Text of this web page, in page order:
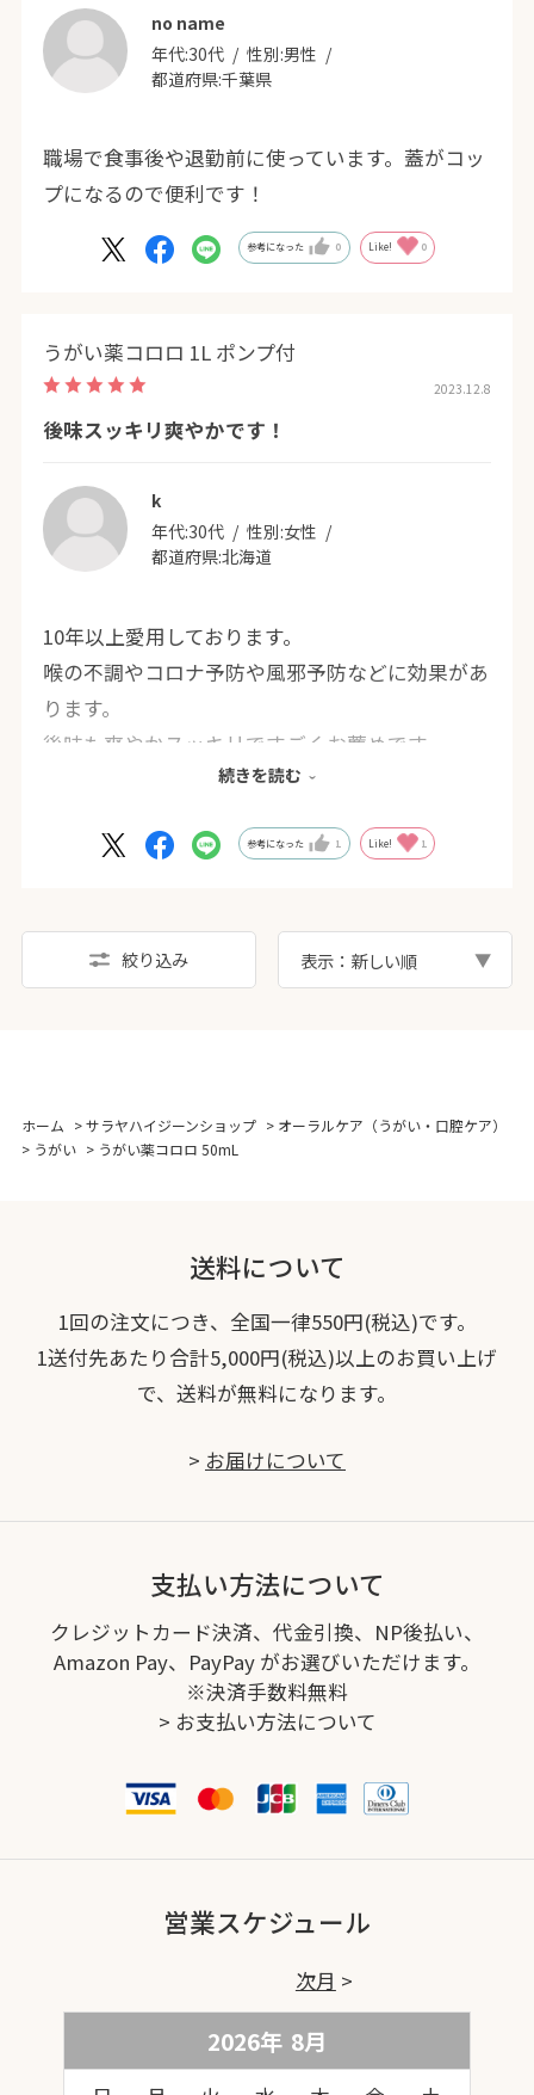
できます。
毎日つづけられる健康習慣で重宝しています。
no name
年代:30代 性別:男性
都道府県:千葉県
職場で食事後や退勤前に使っています。蓋がコッ
プになるので便利です！
参考になった 0 Like! 0
うがい薬コロロ 1L ポンプ付
2023.12.8
後味スッキリ爽やかです！
k
年代:30代 性別:女性
都道府県:北海道
10年以上愛用しております。
喉の不調やコロナ予防や風邪予防などに効果があ
ります。
後味も爽やかスッキリですごくお薦めです。
ポンプ式なので、使いやすく、手間がかかりませ
すごく大変気に入っています！
続きを読む
参考になった 1 Like! 1
絞り込み 表示：新しい順
ホーム >サラヤハイジーンショップ > オーラルケア（うがい・口腔ケア）
> うがい > うがい薬コロロ 50mL
送料について
1回の注文につき、全国一律550円(税込)です。
1送付先あたり合計5,000円(税込)以上のお買い上げ
で、送料が無料になります。
> お届けについて
支払い方法について
クレジットカード決済、代金引換、NP後払い、
Amazon Pay、PayPay がお選びいただけます。
※決済手数料無料
> お支払い方法について
営業スケジュール
2026年 8月
次月